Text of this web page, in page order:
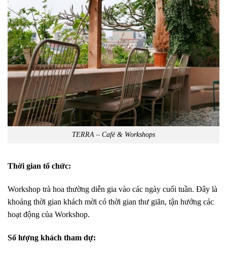
TERRA – Café & Workshops
Thời gian tổ chức:
Workshop trà hoa thường diễn gia vào các ngày cuối tuần. Đây là
khoảng thời gian khách mời có thời gian thư giãn, tận hưởng các
hoạt động của Workshop.
Số lượng khách tham dự: